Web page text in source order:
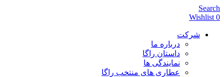
Search
0
Wishlist
شرکت
درباره ما
داستان راگا
نمایندگی ها
عطاری های منتخب راگا